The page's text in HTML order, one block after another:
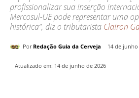
profissionalizar sua inserção
Mercosul-UE pode representar uma
histórica”, diz o tributarista Clairon
Por Redação Guia da Cerveja 14 de junho
Atualizado em: 14 de junho de 2026